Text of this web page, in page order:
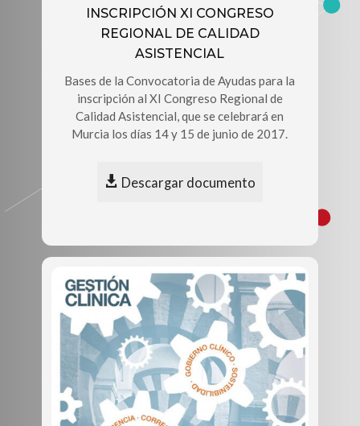
INSCRIPCIÓN XI CONGRESO
REGIONAL DE CALIDAD
ASISTENCIAL
Bases de la Convocatoria de Ayudas para la
inscripción al XI Congreso Regional de
Calidad Asistencial, que se celebrará en
Murcia los días 14 y 15 de junio de 2017.
Descargar documento